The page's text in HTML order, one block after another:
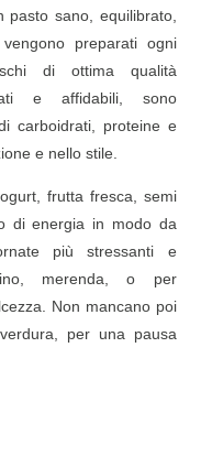
sano, equilibrato,
preparati ogni
di ottima qualità
e affidabili, sono
carboidrati, proteine e
e nello stile.
frutta fresca, semi
di energia in modo da
più stressanti e
merenda, o per
Non mancano poi
per una pausa